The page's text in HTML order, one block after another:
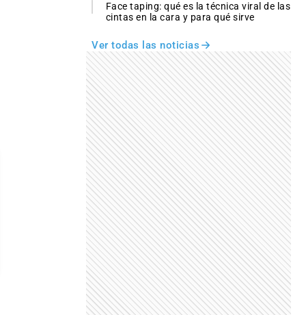
Face taping: qué es la técnica viral de las
cintas en la cara y para qué sirve
Ver todas las noticias